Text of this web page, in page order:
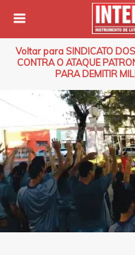
Voltar para SINDICATO
CONTRA O ATAQUE
PARA DEMITIR